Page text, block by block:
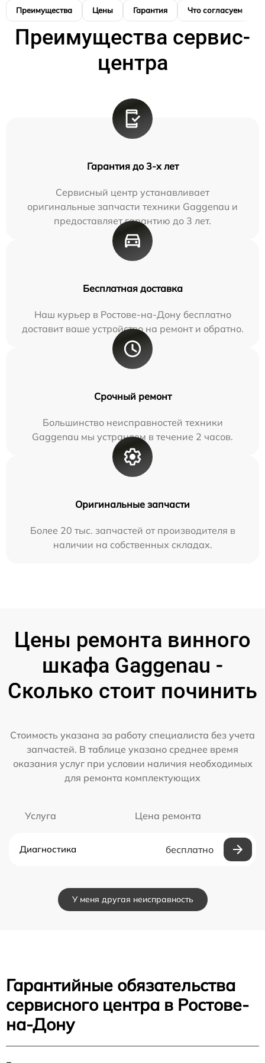
Преимущества Цены Гарантия Что согласуем
Преимущества сервис-
центра
Гарантия до 3-х лет
Сервисный центр устанавливает
оригинальные запчасти техники Gaggenau и
предоставляет гарантию до 3 лет.
Бесплатная доставка
Наш курьер в Ростове-на-Дону бесплатно
доставит ваше устройство на ремонт и обратно.
Срочный ремонт
Большинство неисправностей техники
Gaggenau мы устраняем в течение 2 часов.
Оригинальные запчасти
Более 20 тыс. запчастей от производителя в
наличии на собственных складах.
Цены ремонта винного
шкафа Gaggenau -
Сколько стоит починить
Стоимость указана за работу специалиста без учета
запчастей. В таблице указано среднее время
оказания услуг при условии наличия необходимых
для ремонта комплектующих
Услуга Цена ремонта
Диагностика бесплатно
У меня другая неисправность
Гарантийные обязательства
сервисного центра в Ростове-
на-Дону